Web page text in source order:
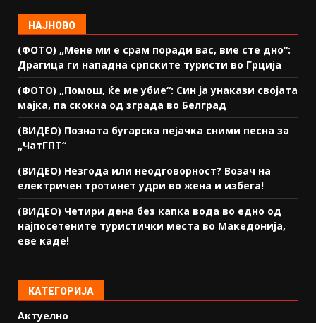
НАЈНОВО
(ФОТО) „Мене ми е срам поради вас, вие сте дно“:
Драгица ги нападна српските туристи во Грција
(ФОТО) „Помош, ќе ме убие“: Син ја унакази својата
мајка, па скокна од зграда во Белград
(ВИДЕО) Позната бугарска пејачка сними песна за
„ЧатГПТ“
(ВИДЕО) Незгода или неодговорност? Возач на
електричен тротинет удри во жена и избега!
(ВИДЕО) Четири дена без капка вода во едно од
најпосетените туристички места во Македонија,
еве каде!
КАТЕГОРИЈА
Актуелно